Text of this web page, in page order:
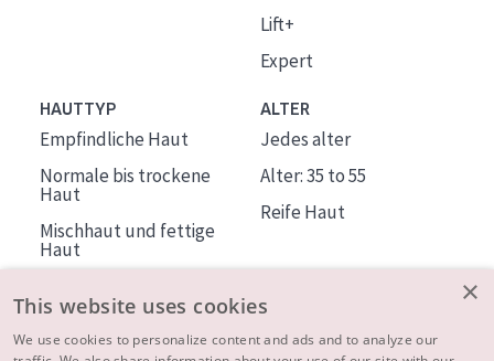
Lift+
Expert
HAUTTYP
Empfindliche Haut
Normale bis trockene
Haut
Mischhaut und fettige
Haut
Haut
ALTER
Jedes alter
Alter: 35 to 55
Reife Haut
×
This website uses cookies
We use cookies to personalize content and ads and to analyze our